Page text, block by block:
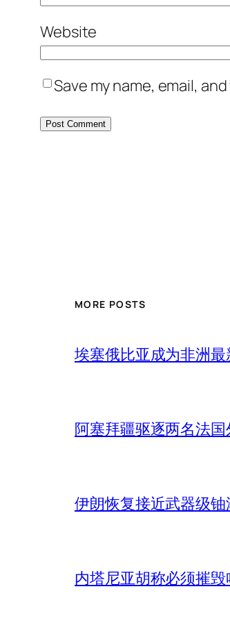
Website
Save my name, email,
MORE POSTS
埃塞俄比亚成为非洲
阿塞拜疆驱逐两名法国
伊朗恢复接近武器级铀
内塔尼亚胡称必须摧